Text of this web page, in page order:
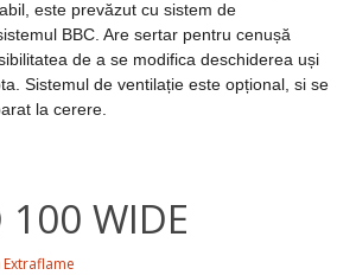
este prevăzut cu sistem de
BBC. Are sertar pentru cenușă
de a se modifica deschiderea uși
Sistemul de ventilație este opțional, si se
la cerere.
100 WIDE